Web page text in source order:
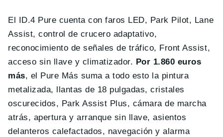
El ID.4 Pure cuenta con faros LED, Park Pilot, Lane
Assist, control de crucero adaptativo,
reconocimiento de señales de tráfico, Front Assist,
acceso sin llave y climatizador. Por 1.860 euros
más, el Pure Más suma a todo esto la pintura
metalizada, llantas de 18 pulgadas, cristales
oscurecidos, Park Assist Plus, cámara de marcha
atrás, apertura y arranque sin llave, asientos
delanteros calefactados, navegación y alarma